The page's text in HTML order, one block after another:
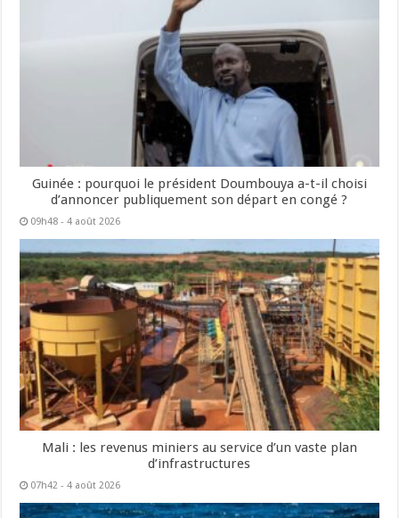
Guinée : pourquoi le président Doumbouya a-t-il choisi
d’annoncer publiquement son départ en congé ?
09h48 - 4 août 2026
Mali : les revenus miniers au service d’un vaste plan
d’infrastructures
07h42 - 4 août 2026